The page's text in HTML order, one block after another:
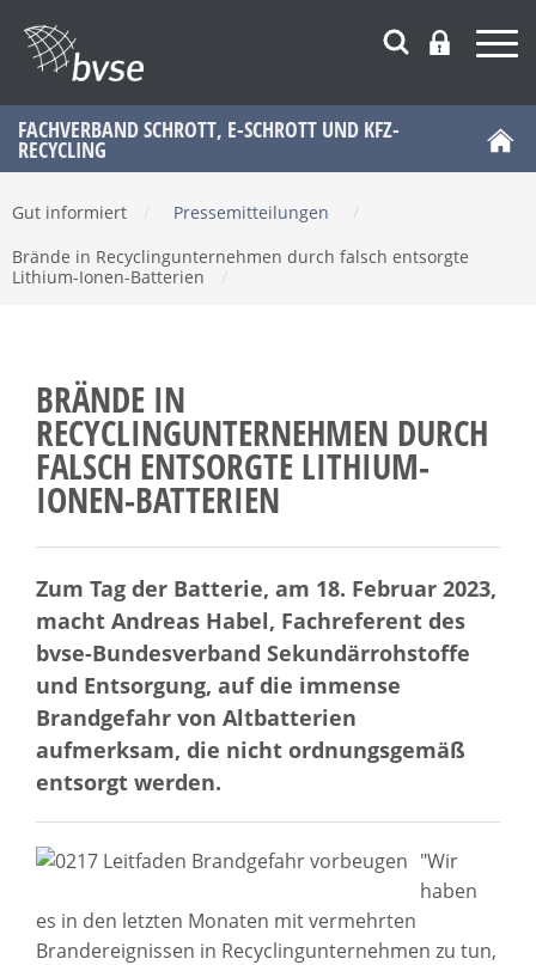
FACHVERBAND SCHROTT, E-SCHROTT UND KFZ-
RECYCLING
Gut informiert Pressemitteilungen
Brände in Recyclingunternehmen durch falsch entsorgte
Lithium-Ionen-Batterien
BRÄNDE IN
RECYCLINGUNTERNEHMEN DURCH
FALSCH ENTSORGTE LITHIUM-
IONEN-BATTERIEN
Zum Tag der Batterie, am 18. Februar 2023,
macht Andreas Habel, Fachreferent des
bvse-Bundesverband Sekundärrohstoffe
und Entsorgung, auf die immense
Brandgefahr von Altbatterien
aufmerksam, die nicht ordnungsgemäß
entsorgt werden.
"Wir
haben
es in den letzten Monaten mit vermehrten
Brandereignissen in Recyclingunternehmen zu tun,